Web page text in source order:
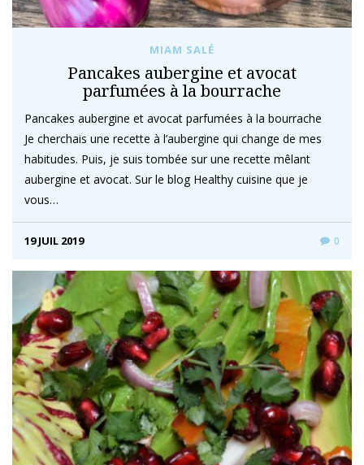
MIAM SALÉ
Pancakes aubergine et avocat
parfumées à la bourrache
Pancakes aubergine et avocat parfumées à la bourrache
Je cherchais une recette à l’aubergine qui change de mes
habitudes. Puis, je suis tombée sur une recette mêlant
aubergine et avocat. Sur le blog Healthy cuisine que je
vous…
19 JUIL 2019 0